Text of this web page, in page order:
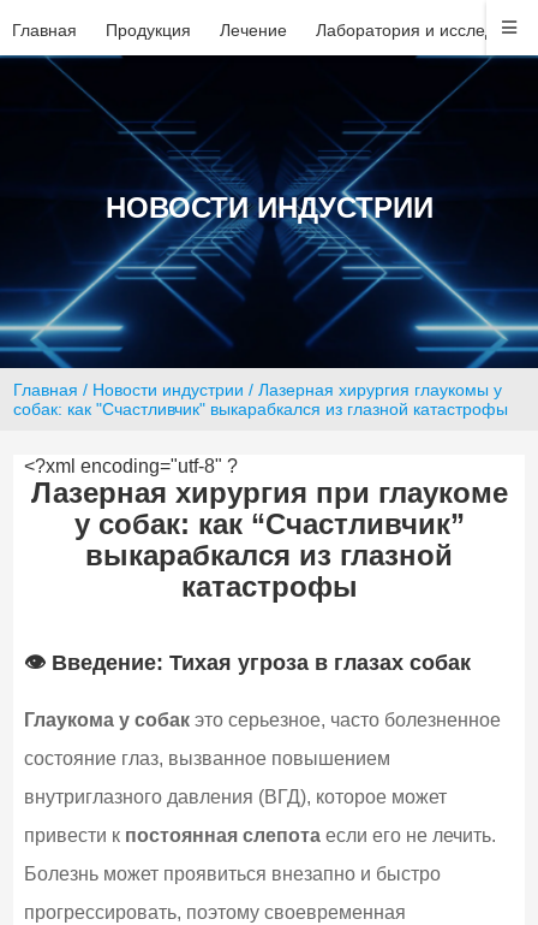
Главная Продукция Лечение Лаборатория и
НОВОСТИ ИНДУСТРИИ
Главная / Новости индустрии / Лазерная хирургия глаукомы у
собак: как "Счастливчик" выкарабкался из глазной катастрофы
<?xml encoding="utf-8" ?
Лазерная хирургия при глаукоме
у собак: как “Счастливчик”
выкарабкался из глазной
катастрофы
👁️ Введение: Тихая угроза в глазах собак
Глаукома у собакэто серьезное, часто болезненное
состояние глаз, вызванное повышением
внутриглазного давления (ВГД), которое может
привести к постоянная слепотаесли его не лечить.
Болезнь может проявиться внезапно и быстро
прогрессировать, поэтому своевременная